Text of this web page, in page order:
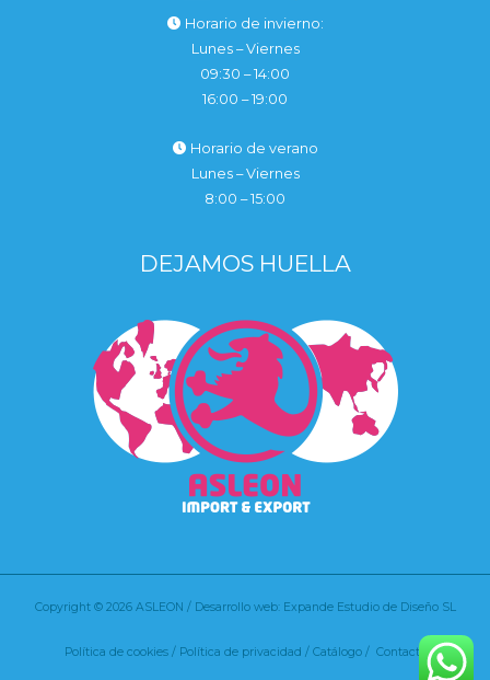
Horario de invierno:
Lunes – Viernes
09:30 – 14:00
16:00 – 19:00
Horario de verano
Lunes – Viernes
8:00 – 15:00
DEJAMOS HUELLA
Copyright © 2026 ASLEON / Desarrollo web: Expande Estudio de Diseño SL
Política de cookies/ Política de privacidad / Catálogo / Contacto